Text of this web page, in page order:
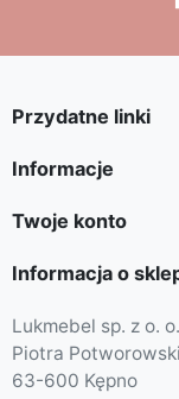
Przydatne linki
Informacje
Twoje konto
Informacja o
Lukmebel sp. z o. o.
Piotra
63-600 Kępno